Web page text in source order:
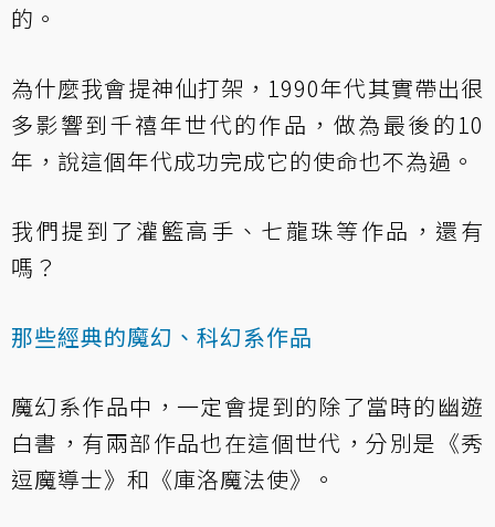
的。
為什麼我會提神仙打架，1990年代其實帶出很
多影響到千禧年世代的作品，做為最後的10
年，說這個年代成功完成它的使命也不為過。
我們提到了灌籃高手、七龍珠等作品，還有
嗎？
那些經典的魔幻、科幻系作品
魔幻系作品中，一定會提到的除了當時的幽遊
白書，有兩部作品也在這個世代，分別是《秀
逗魔導士》和《庫洛魔法使》。